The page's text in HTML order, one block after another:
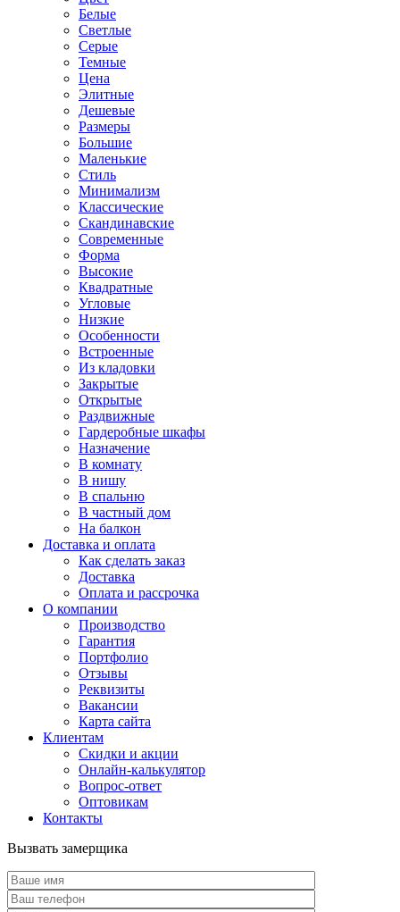
Белые
Светлые
Серые
Темные
Цена
Элитные
Дешевые
Размеры
Большие
Маленькие
Стиль
Минимализм
Классические
Скандинавские
Современные
Форма
Высокие
Квадратные
Угловые
Низкие
Особенности
Встроенные
Из кладовки
Закрытые
Открытые
Раздвижные
Гардеробные шкафы
Назначение
В комнату
В нишу
В спальню
В частный дом
На балкон
Доставка и оплата
Как сделать заказ
Доставка
Оплата и рассрочка
О компании
Производство
Гарантия
Портфолио
Отзывы
Реквизиты
Вакансии
Карта сайта
Клиентам
Скидки и акции
Онлайн-калькулятор
Вопрос-ответ
Оптовикам
Контакты
Вызвать замерщика